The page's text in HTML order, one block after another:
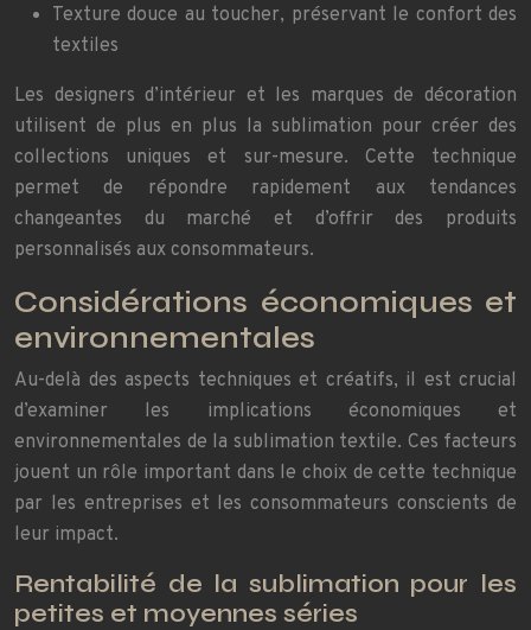
Texture douce au toucher, préservant le confort des
textiles
Les designers d’intérieur et les marques de décoration
utilisent de plus en plus la sublimation pour créer des
collections uniques et sur-mesure. Cette technique
permet de répondre rapidement aux tendances
changeantes du marché et d’offrir des produits
personnalisés aux consommateurs.
Considérations économiques et
environnementales
Au-delà des aspects techniques et créatifs, il est crucial
d’examiner les implications économiques et
environnementales de la sublimation textile. Ces facteurs
jouent un rôle important dans le choix de cette technique
par les entreprises et les consommateurs conscients de
leur impact.
Rentabilité de la sublimation pour les
petites et moyennes séries